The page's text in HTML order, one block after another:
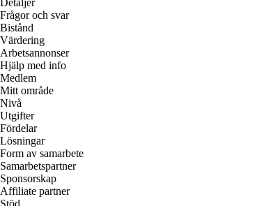
Detaljer
Frågor och svar
Bistånd
Värdering
Arbetsannonser
Hjälp med info
Medlem
Mitt område
Nivå
Utgifter
Fördelar
Lösningar
Form av samarbete
Samarbetspartner
Sponsorskap
Affiliate partner